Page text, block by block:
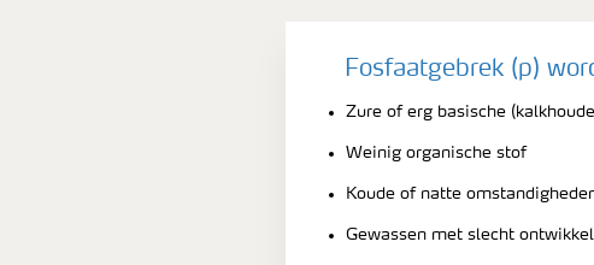
Fosfaatgebrek (p)
Zure of erg basische
Weinig organische stof
Koude of natte
Gewassen met slecht